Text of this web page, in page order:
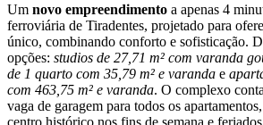
Um novo empreendimento a apenas 4
ferroviária de Tiradentes, projetado para
único, combinando conforto e sofisticação.
opções: studios de 27,71 m² com varanda
de 1 quarto com 35,79 m² e varanda e
com 463,75 m² e varanda. O complexo
vaga de garagem para todos os